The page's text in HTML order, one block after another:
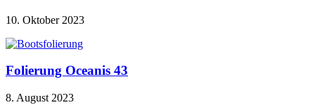
10. Oktober 2023
Folierung Oceanis 43
8. August 2023